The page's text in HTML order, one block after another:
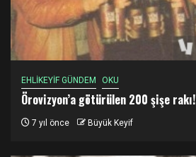
EHLİKEYİF GÜNDEM OKU
Örovizyon’a götürülen 200 şişe rakı!
7 yıl önce Büyük Keyif